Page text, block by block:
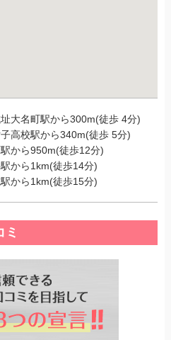
大名町駅から300m(徒歩 4分)
高校駅から340m(徒歩 5分)
から950m(徒歩12分)
から1km(徒歩14分)
から1km(徒歩15分)
ミ